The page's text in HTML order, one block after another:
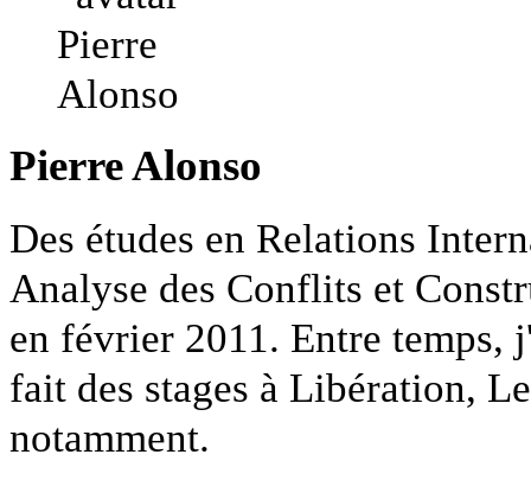
Pierre Alonso
Des études en Relations
Analyse des Conflits et
en février 2011. Entre
fait des stages à Libération,
notamment.